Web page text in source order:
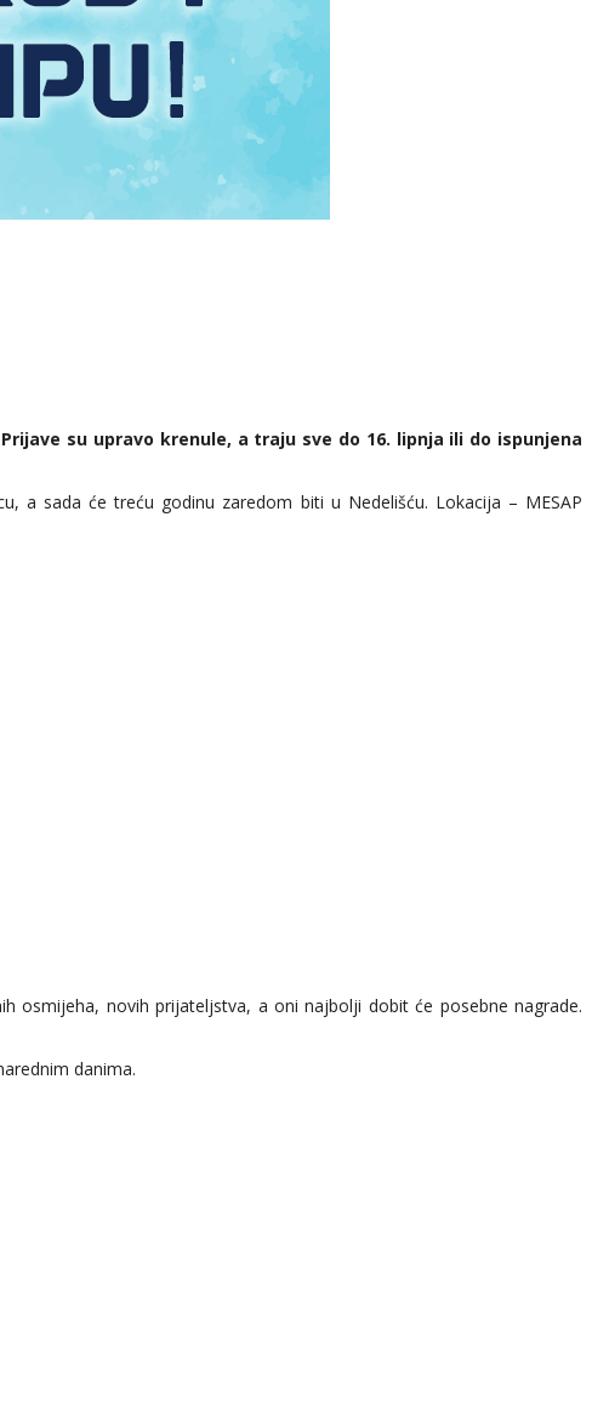
su upravo krenule, a traju sve do 16. lipnja ili do ispunjena
a sada će treću godinu zaredom biti u Nedelišću. Lokacija – MESAP
osmijeha, novih prijateljstva, a oni najbolji dobit će posebne nagrade.
danima.